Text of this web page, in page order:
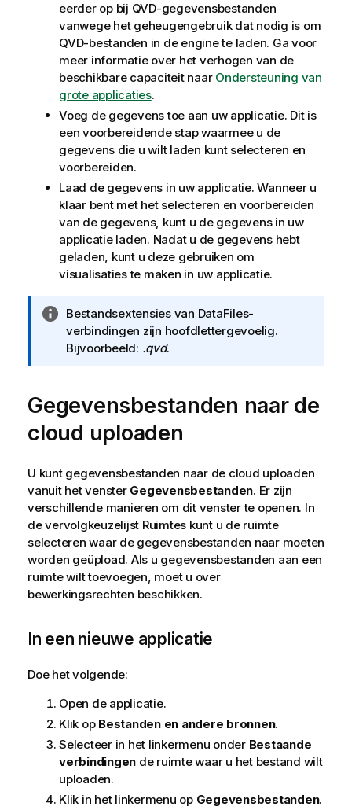
eerder op bij QVD-gegevensbestanden
vanwege het geheugengebruik dat nodig is om
QVD-bestanden in de engine te laden. Ga voor
meer informatie over het verhogen van de
beschikbare capaciteit naar Ondersteuning van
grote applicaties.
Voeg de gegevens toe aan uw applicatie. Dit is
een voorbereidende stap waarmee u de
gegevens die u wilt laden kunt selecteren en
voorbereiden.
Laad de gegevens in uw applicatie. Wanneer u
klaar bent met het selecteren en voorbereiden
van de gegevens, kunt u de gegevens in uw
applicatie laden. Nadat u de gegevens hebt
geladen, kunt u deze gebruiken om
visualisaties te maken in uw applicatie.
I
n
f
m
a
t
e
Bestandsextensies van DataFiles-
verbindingen zijn hoofdlettergevoelig.
Bijvoorbeeld: .qvd.
Gegevensbestanden naar de
cloud uploaden
U kunt gegevensbestanden naar de cloud uploaden
vanuit het venster Gegevensbestanden. Er zijn
verschillende manieren om dit venster te openen. In
de vervolgkeuzelijst Ruimtes kunt u de ruimte
selecteren waar de gegevensbestanden naar moeten
worden geüpload. Als u gegevensbestanden aan een
ruimte wilt toevoegen, moet u over
bewerkingsrechten beschikken.
In een nieuwe applicatie
Doe het volgende:
Open de applicatie.
Klik op Bestanden en andere bronnen.
Selecteer in het linkermenu onder Bestaande
verbindingen de ruimte waar u het bestand wilt
uploaden.
Klik in het linkermenu op Gegevensbestanden.